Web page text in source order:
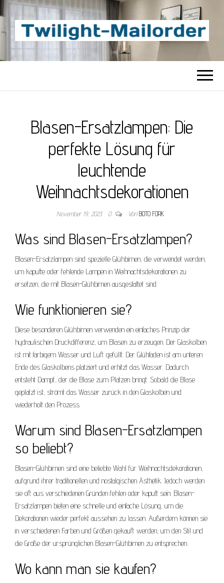
TWILIGHT-
MAILORDER
Beste Content-Sharing-Site
Blasen-Ersatzlampen: Die
perfekte Lösung für
leuchtende
Weihnachtsdekorationen
November 19, 2023 0 Von BOTO FORK
Was sind Blasen-Ersatzlampen?
Blasen-Ersatzlampen sind spezielle Glühbirnen, die verwendet werden,
um kaputte oder fehlende Lampen in Weihnachtsdekorationen zu
ersetzen, die mit Blasen-Glühbirnen ausgestattet sind.
Wie funktionieren sie?
Diese besonderen Glühbirnen verwenden ein einfaches Prinzip der
hydraulischen Druckdifferenz, um Blasen zu erzeugen. Der Glaskolben
ist mit farbigem Wasser und Luft gefüllt. Der Glühfaden ist am unteren
Ende des Glaskolbens platziert und erhitzt das Wasser. Dadurch
entsteht Dampf, der die Blase zum Platzen bringt. Sobald die Blase
geplatzt ist, strömt das Wasser zurück in den Glaskolben und
wiederholt den Prozess.
Warum sind Blasen-Ersatzlampen
so beliebt?
Blasen-Glühbirnen sind eine beliebte Wahl für Weihnachtsdekorationen,
aufgrund ihrer traditionellen und nostalgischen Ästhetik. Jedoch werden
sie oft aus verschiedenen Gründen fehlen oder kaputt sein. Blasen-
Ersatzlampen bieten eine schnelle und einfache Lösung, um die
Dekorationen wieder perfekt aussehen zu lassen. Außerdem können sie
in verschiedenen Farben und Größen gekauft werden, um den Stil und
die Größe der ursprünglichen Blasen-Glühbirnen zu entsprechen.
Wo kann man sie kaufen?